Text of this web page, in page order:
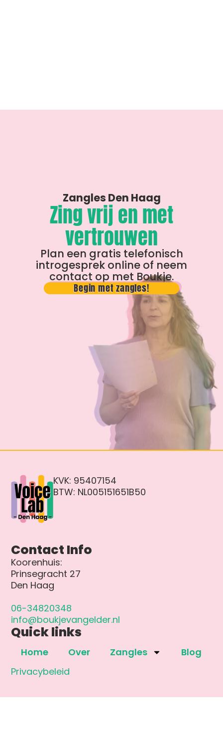
Zangles Den Haag
Zing vrij en met
vertrouwen
Plan een gratis telefonisch
introgesprek online of neem
contact op met Boukje.
Begin met zangles!
KVK: 95407154
BTW: NL005151651B50
Quick links
Home Over Zangles
Blog
Privacybeleid
Contact Info
Koorenhuis:
Prinsegracht 27
Den Haag
06-34820348
info@boukjevangelder.nl